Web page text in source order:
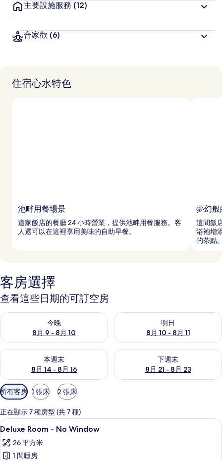
主要設施服務 (12)
合家歡 (6)
住宿心水特色
池畔用餐場景
這家飯店的餐廳 24 小時營業，提供池畔用餐服務。客
人還可以在這裡享用美味的自助早餐。
夢幻般
這間飯
浴袍增
的茶點
客房選擇
查看這些日期的可訂空房
今晚
8月 9 - 8月 10
查看今晚 8月 9 - 8月 10的可訂空房
明日
8月 10 - 8月 11
查看明日 8月 10 - 8月 11的可
本週末
8月 14 - 8月 16
查看本週末 8月 14 - 8月 16的可訂空房
下週末
8月 21 - 8月 23
查看下週末 8月 21 - 8月 23的
可
用
嘅
客
房
篩
選
所有客房 1 張床 2 張床
正在顯示 7 種房型 (共 7 種)
載
入
所
記憶棉床墊、迷你吧、房內夾萬、書桌
7
Deluxe Room - No Window
26 平方米
1 間睡房